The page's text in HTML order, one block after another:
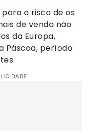
o risco de os
de venda não
da Europa,
Páscoa, período